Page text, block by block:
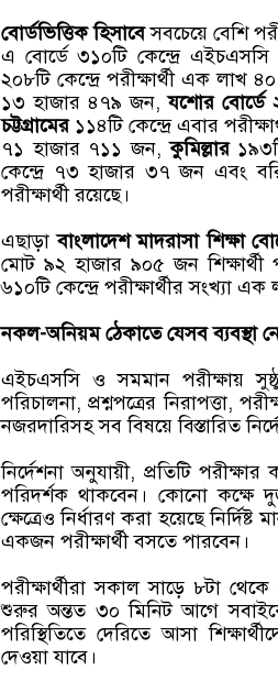
বোর্ডভিত্তিক হিসাবেসবচেয়ে বেশি
এ বোর্ডে ৩১০টি কেন্দ্রে
২০৮টি কেন্দ্রে পরীক্ষার্থী এক
১৩ হাজার ৪৭৯ জন,যশোর বোর্ডে
চট্টগ্রামের১১৪টি কেন্দ্রে এবার
৭১ হাজার ৭১১ জন,কুমিল্লার
কেন্দ্রে ৭৩ হাজার ৩৭ জন এবং
পরীক্ষার্থী রয়েছে।
এছাড়াবাংলাদেশ মাদরাসা শিক্ষা
মোট ৯২ হাজার ৯০৫ জন শিক্ষার্থী
৬১০টি কেন্দ্রে পরীক্ষার্থীর সংখ্যা
নকল-অনিয়ম ঠেকাতে যেসব ব্যবস্থা
এইচএসসি ও সমমান পরীক্ষায়
পরিচালনা, প্রশ্নপত্রের নিরাপত্তা,
নজরদারিসহ সব বিষয়ে বিস্তারিত
নির্দেশনা অনুযায়ী, প্রতিটি
পরিদর্শক থাকবেন। কোনো কক্ষে
ক্ষেত্রেও নির্ধারণ করা হয়েছে
একজন পরীক্ষার্থী বসতে পারবেন।
পরীক্ষার্থীরা সকাল সাড়ে ৮টা
শুরুর অন্তত ৩০ মিনিট আগে সবাইকে
পরিস্থিতিতে দেরিতে আসা
দেওয়া যাবে।